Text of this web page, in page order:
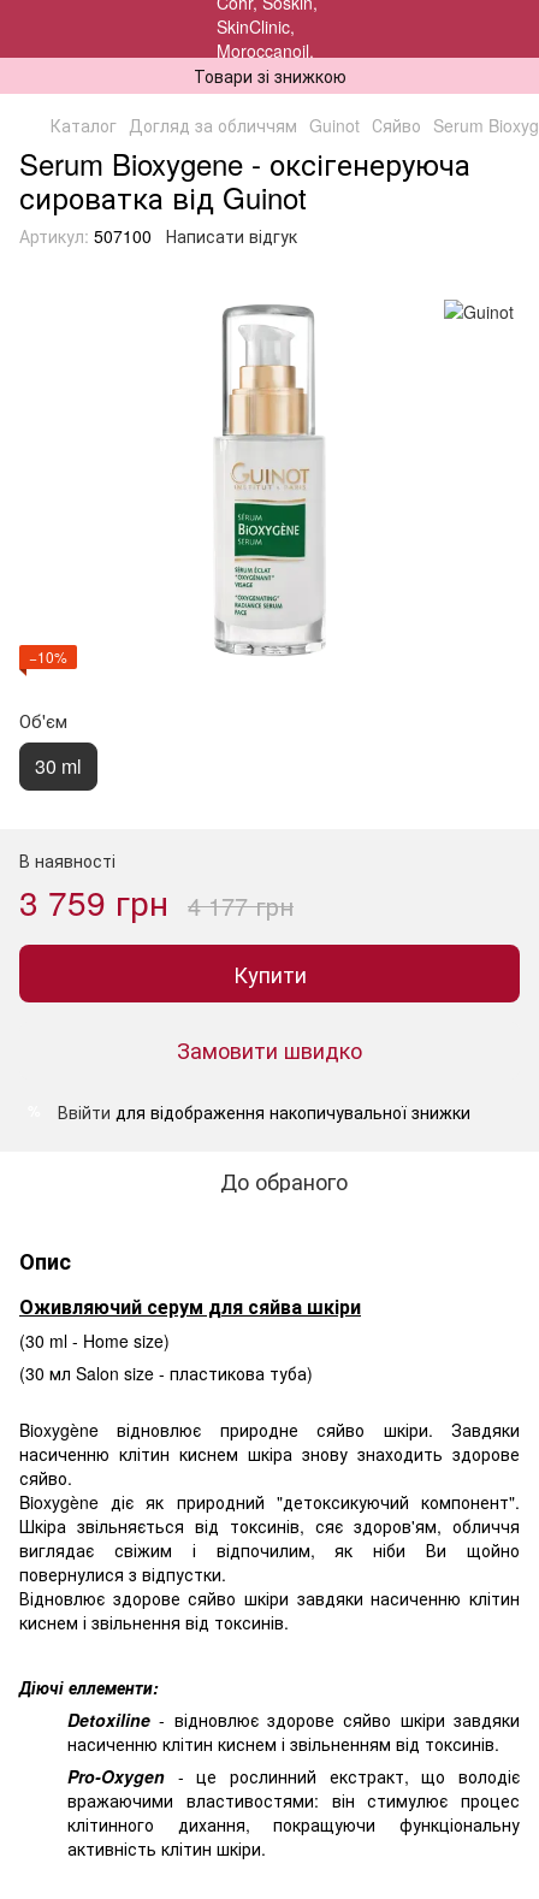
Товари зі знижкою
Каталог Догляд за обличчям Guinot Сяйво Serum
Serum Bioxygene - оксігенеруюча
сироватка від Guinot
Артикул: 507100 Написати відгук
−10%
Об'єм
30 ml
В наявності
3 759 грн 4 177 грн
Купити
Замовити швидко
Ввійти для відображення накопичувальної знижки
До обраного
Опис
Оживляючий серум для сяйва шкіри
(30 ml - Home size)
(30 мл Salon size - пластикова туба)
Bioxygène відновлює природне сяйво шкіри. Завдяки
насиченню клітин киснем шкіра знову знаходить здорове
сяйво.
Bioxygène діє як природний "детоксикуючий компонент".
Шкіра звільняється від токсинів, сяє здоров'ям, обличчя
виглядає свіжим і відпочилим, як ніби Ви щойно
повернулися з відпустки.
Відновлює здорове сяйво шкіри завдяки насиченню клітин
киснем і звільнення від токсинів.
Діючі еллементи:
Detoxiline - відновлює здорове сяйво шкіри завдяки
насиченню клітин киснем і звільненням від токсинів.
Pro-Oxygen - це рослинний екстракт, що володіє
вражаючими властивостями: він стимулює процес
клітинного дихання, покращуючи функціональну
активність клітин шкіри.